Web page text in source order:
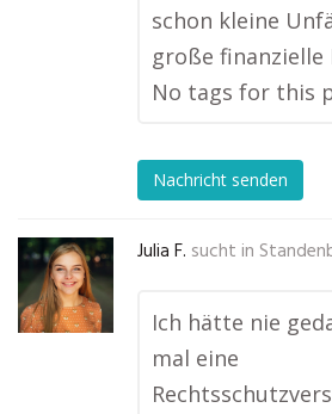
schon kleine
große finanzielle
No tags for this
Nachricht senden
Julia F. sucht in
Ich hätte nie
mal eine